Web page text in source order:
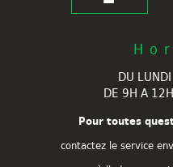
DU
DE 9H A
Pour toutes
contactez le service